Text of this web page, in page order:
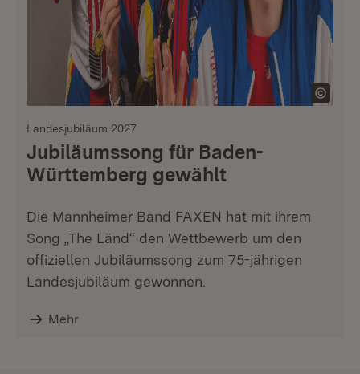
Landesjubiläum 2027
Jubiläumssong für Baden-
Württemberg gewählt
Die Mannheimer Band FAXEN hat mit ihrem
Song „The Länd“ den Wettbewerb um den
offiziellen Jubiläumssong zum 75-jährigen
Landesjubiläum gewonnen.
Mehr